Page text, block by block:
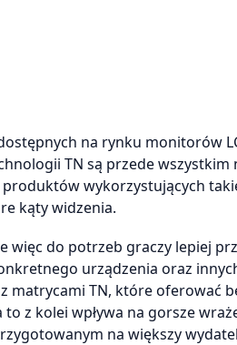
na rynku monitorów
TN są przede
produktów wykorzystujących
kąty widzenia.
więc do potrzeb graczy lepiej
urządzenia oraz
matrycami TN, które oferować
to z kolei wpływa na gorsze
na większy